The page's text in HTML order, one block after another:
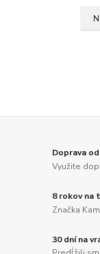
Doprava
Využite
8 rokov na
Značka
30 dní na